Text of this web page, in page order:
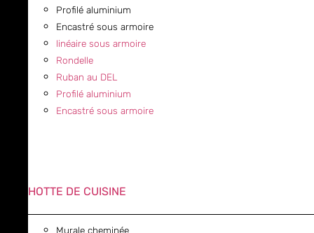
Profilé aluminium
Encastré sous armoire
linéaire sous armoire
Rondelle
Ruban au DEL
Profilé aluminium
Encastré sous armoire
HOTTE DE CUISINE
Murale cheminée